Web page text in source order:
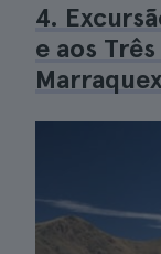
4.
e aos